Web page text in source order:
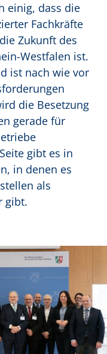
einig, dass die
Fachkräfte
Zukunft des
Westfalen ist.
ist nach wie vor
die Besetzung
gerade für
gibt es in
in denen es
als
gibt.